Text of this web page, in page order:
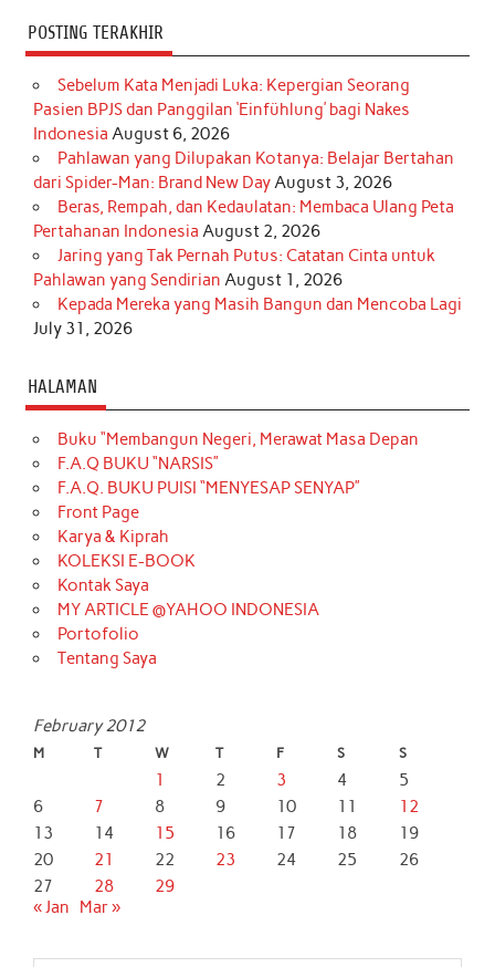
POSTING TERAKHIR
Sebelum Kata Menjadi Luka: Kepergian Seorang
Pasien BPJS dan Panggilan ‘Einfühlung’ bagi Nakes
Indonesia August 6, 2026
Pahlawan yang Dilupakan Kotanya: Belajar Bertahan
dari Spider-Man: Brand New DayAugust 3, 2026
Beras, Rempah, dan Kedaulatan: Membaca Ulang Peta
Pertahanan Indonesia August 2, 2026
Jaring yang Tak Pernah Putus: Catatan Cinta untuk
Pahlawan yang Sendirian August 1, 2026
Kepada Mereka yang Masih Bangun dan Mencoba Lagi
July 31, 2026
HALAMAN
Buku “Membangun Negeri, Merawat Masa Depan
F.A.Q BUKU “NARSIS”
F.A.Q. BUKU PUISI “MENYESAP SENYAP”
Front Page
Karya & Kiprah
KOLEKSI E-BOOK
Kontak Saya
MY ARTICLE @YAHOO INDONESIA
Portofolio
Tentang Saya
February 2012
M T W T F S S
1 2 3 4
5
6
7 8 9 10 11
12
13
14 15 16 17 18
19
20
21 22 23 24 25
26
27
28
29
« Jan
Mar »